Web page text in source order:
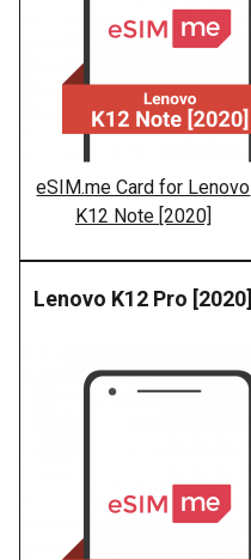
eSIM.me Card for Lenovo
K12 Note [2020]
Lenovo K12 Pro [2020]